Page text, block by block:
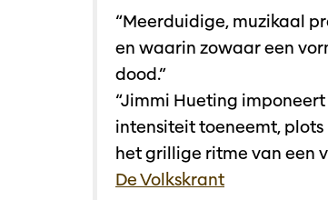
“Meerduidige, muzikaal
en waarin zowaar een
dood.”
“Jimmi Hueting
intensiteit toeneemt,
het grillige ritme van een
De Volkskrant